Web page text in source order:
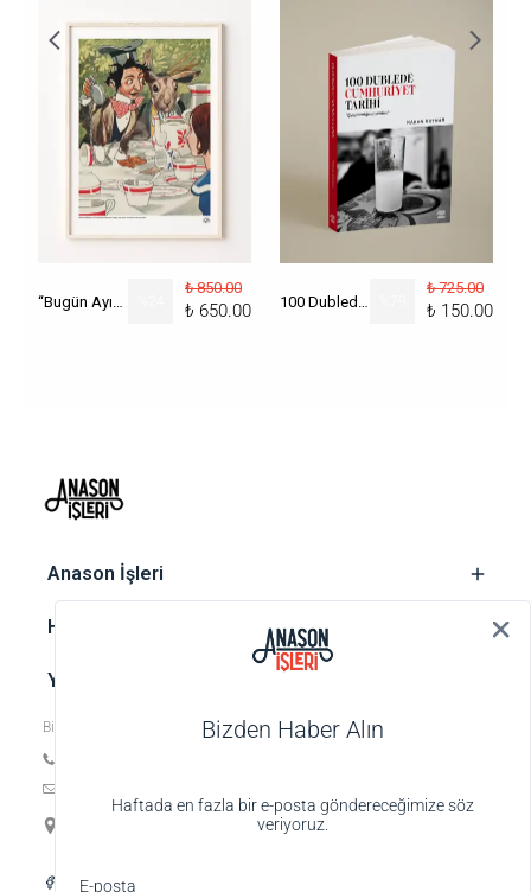
₺ 850.00
₺ 650.00
₺ 725.00
₺ 150.00
‎ Anason İşleri
‎ Hesap
‎ Yasal metinler
Bize ulaşın
19 Mayıs Mah. Veteriner Hilmi Sok., Hilmi Palas No:4 K:1 D:4,
Bizden Haber Alın
Haftada en fazla bir e-posta göndereceğimize söz
veriyoruz.
E-posta